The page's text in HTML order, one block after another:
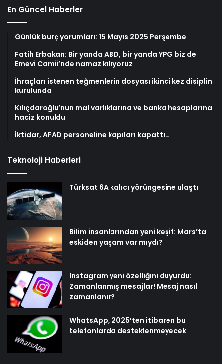
En Güncel Haberler
Günlük burç yorumları: 15 Mayıs 2025 Perşembe
Fatih Erbakan: Bir yanda ABD, bir yanda YPG biz de
Emevi Camii’nde namaz kılıyoruz
İhraçları istenen teğmenlerin dosyası ikinci kez disiplin
kurulunda
Kılıçdaroğlu’nun mal varlıklarına ve banka hesaplarına
haciz konuldu
İktidar, AFAD personeline kapıları kapattı…
Teknoloji Haberleri
Türksat 6A kalıcı yörüngesine ulaştı
Bilim insanlarından yeni keşif: Mars’ta
eskiden yaşam var mıydı?
Instagram yeni özelliğini duyurdu:
Zamanlanmış mesajlar! Mesaj nasıl
zamanlanır?
WhatsApp, 2025’ten itibaren bu
telefonlarda desteklenmeyecek